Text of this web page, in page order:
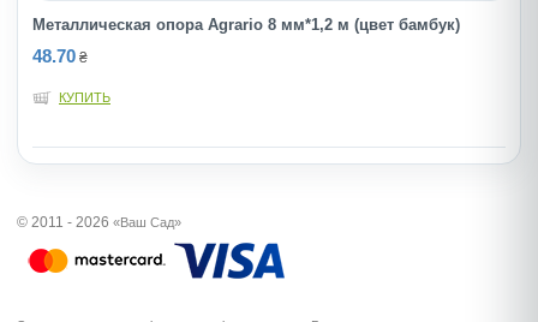
Металлическая опора Agrario 8 мм*1,2 м (цвет бамбук)
48.70 ₴
КУПИТЬ
© 2011 - 2026 «Ваш Сад»